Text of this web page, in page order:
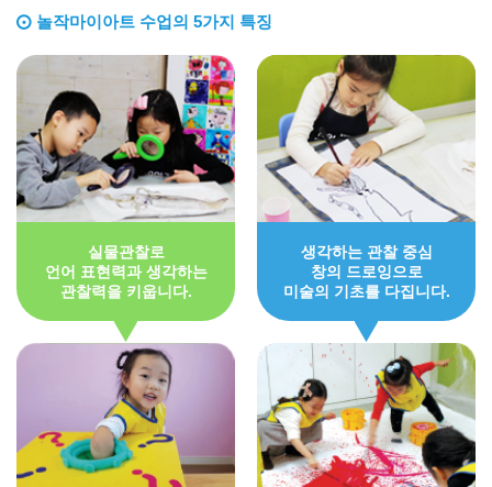
놀작마이아트 수업의 5가지 특징
실물관찰로
언어 표현력과 생각하는
관찰력을 키웁니다.
생각하는 관찰 중심
창의 드로잉으로
미술의 기초를 다집니다.